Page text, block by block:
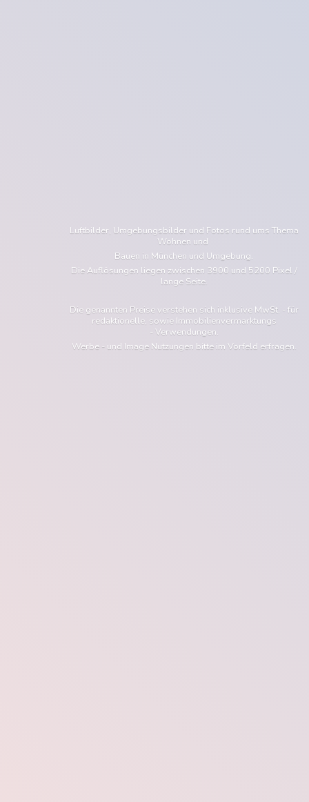
Luftbilder, Umgebungsbilder und Fotos rund ums Thema
Wohnen und
Bauen in München und Umgebung.
Die Auflösungen liegen zwischen 3900 und 5200 Pixel /
lange Seite.
Die genannten Preise verstehen sich inklusive MwSt. - für
redaktionelle, sowie Immobilienvermarktungs
- Verwendungen.
Werbe - und Image Nutzungen bitte im Vorfeld erfragen.